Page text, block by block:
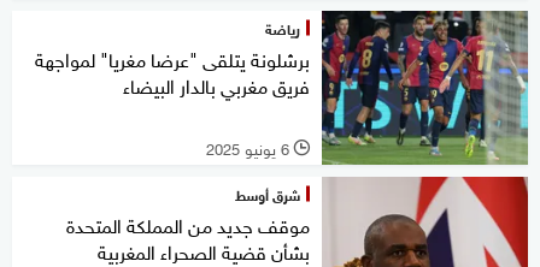
رياضة
برشلونة يتلقى "عرضا مغريا" لمواجهة
فريق مغربي بالدار البيضاء
l 6 يونيو 2025
شرق أوسط
موقف جديد من المملكة المتحدة
بشأن قضية الصحراء المغربية